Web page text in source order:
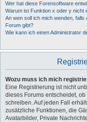
Wer hat diese Forensoftware
Warum ist Funktion x oder y nicht
An wen soll ich mich wenden,
Forum gibt?
Wie kann ich einen Administrator
Wozu muss ich mich
Eine Registrierung ist nicht
dieses Forums entscheidet,
schreiben. Auf jeden Fall
zusätzliche Funktionen, die
Avatarbilder, Private